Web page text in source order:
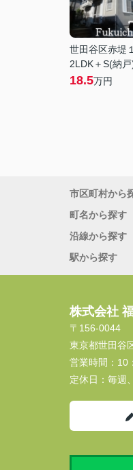
世田谷区赤堤
2LDK＋S(納
18.5万円
市区町村から
町名から探す
沿線から探す
駅から探す
株式会社
〒156-0044
東京都世田谷
営業時間： 10
定休日： 毎週